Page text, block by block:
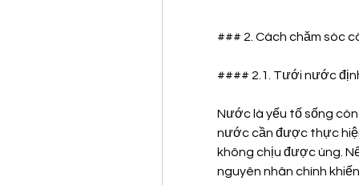
### 2. Cách chăm sóc
#### 2.1. Tưới nước
Nước là yếu tố sống
nước cần được thực
không chịu được úng.
nguyên nhân chính